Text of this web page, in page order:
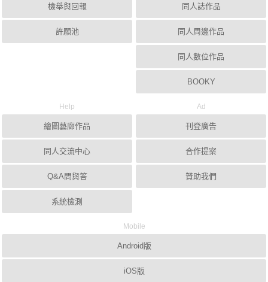
檢舉與回報
許願池
同人誌作品
同人周邊作品
同人數位作品
BOOKY
Help
繪圖藝廊作品
同人交流中心
Q&A問與答
系統檢測
Ad
刊登廣告
合作提案
贊助我們
Mobile
Android版
iOS版